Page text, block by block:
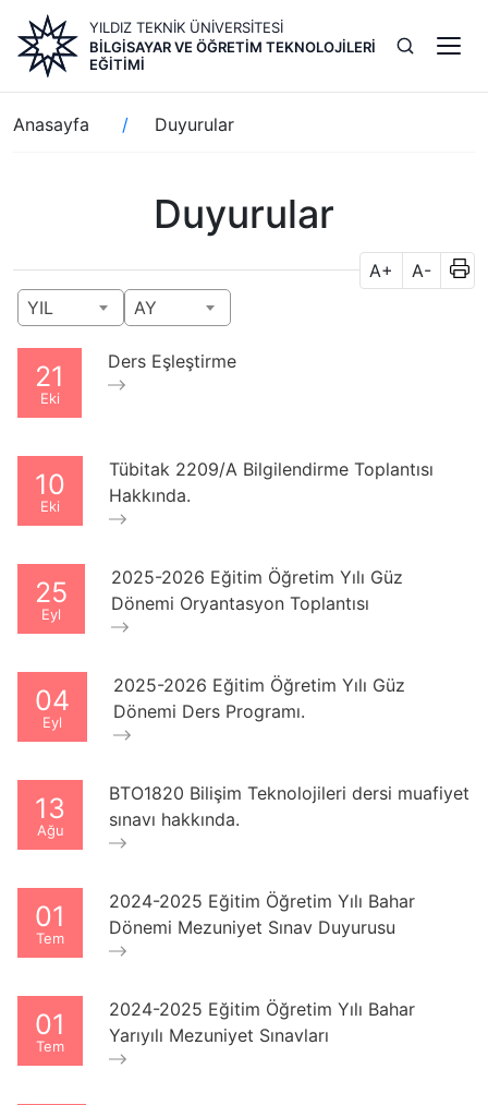
içeriğe
atla
YILDIZ TEKNİK ÜNİVERSİTESİ
BILGISAYAR VE ÖĞRETIM TEKNOLOJILERI
EĞITIMI
Sayfa
yolu
Anasayfa Duyurular
Duyurular
A+
A-
YIL
AY
21
Eki
Ders Eşleştirme
10
Eki
Tübitak 2209/A Bilgilendirme Toplantısı
Hakkında.
25
Eyl
2025-2026 Eğitim Öğretim Yılı Güz
Dönemi Oryantasyon Toplantısı
04
Eyl
2025-2026 Eğitim Öğretim Yılı Güz
Dönemi Ders Programı.
13
Ağu
BTO1820 Bilişim Teknolojileri dersi muafiyet
sınavı hakkında.
01
Tem
2024-2025 Eğitim Öğretim Yılı Bahar
Dönemi Mezuniyet Sınav Duyurusu
01
Tem
2024-2025 Eğitim Öğretim Yılı Bahar
Yarıyılı Mezuniyet Sınavları